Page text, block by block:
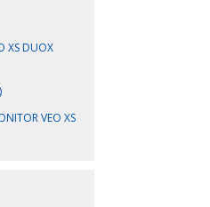
XS DUOX
VEO XS